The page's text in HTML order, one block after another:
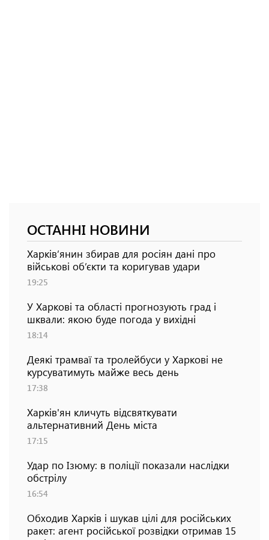
ОСТАННІ НОВИНИ
Харків’янин збирав для росіян дані про
військові об’єкти та коригував удари
19:25
У Харкові та області прогнозують град і
шквали: якою буде погода у вихідні
18:14
Деякі трамваї та тролейбуси у Харкові не
курсуватимуть майже весь день
17:38
Харків'ян кличуть відсвяткувати
альтернативний День міста
17:15
Удар по Ізюму: в поліції показали наслідки
обстрілу
16:54
Обходив Харків і шукав цілі для російських
ракет: агент російської розвідки отримав 15